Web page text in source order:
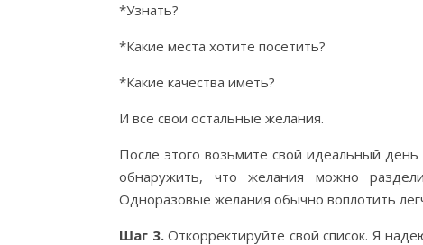
*Узнать?
*Какие места хотите посетить?
*Какие качества иметь?
И все свои остальные желания.
После этого возьмите свой идеальный
обнаружить, что желания можно
Одноразовые желания обычно воплотить
Шаг 3.Откорректируйте свой список. Я